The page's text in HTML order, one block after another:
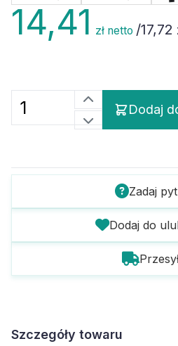
14,41 zł netto /17,72
Dodaj
Zadaj
Dodaj do
Szczegóły towaru